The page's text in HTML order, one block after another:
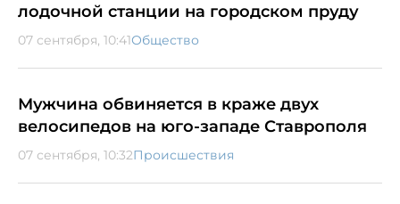
лодочной станции на городском пруду
07 сентября, 10:41Общество
Мужчина обвиняется в краже двух
велосипедов на юго-западе Ставрополя
07 сентября, 10:32Происшествия